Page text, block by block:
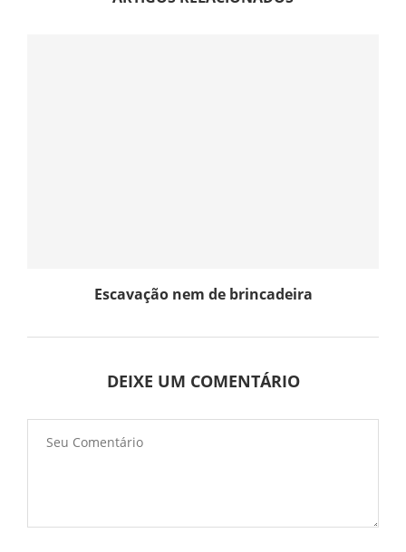
Escavação nem de brincadeira
DEIXE UM COMENTÁRIO